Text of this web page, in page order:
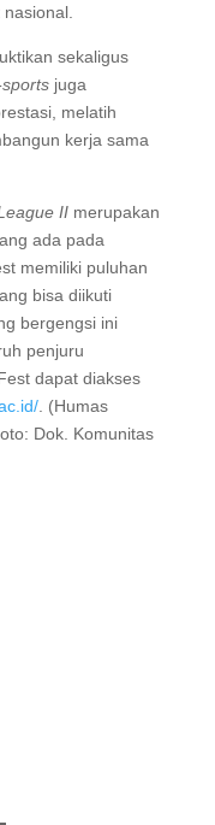
sekaligus
juga
melatih
kerja sama
IImerupakan
ada pada
memiliki puluhan
bisa diikuti
bergengsi ini
penjuru
dapat diakses
. (Humas
Dok. Komunitas